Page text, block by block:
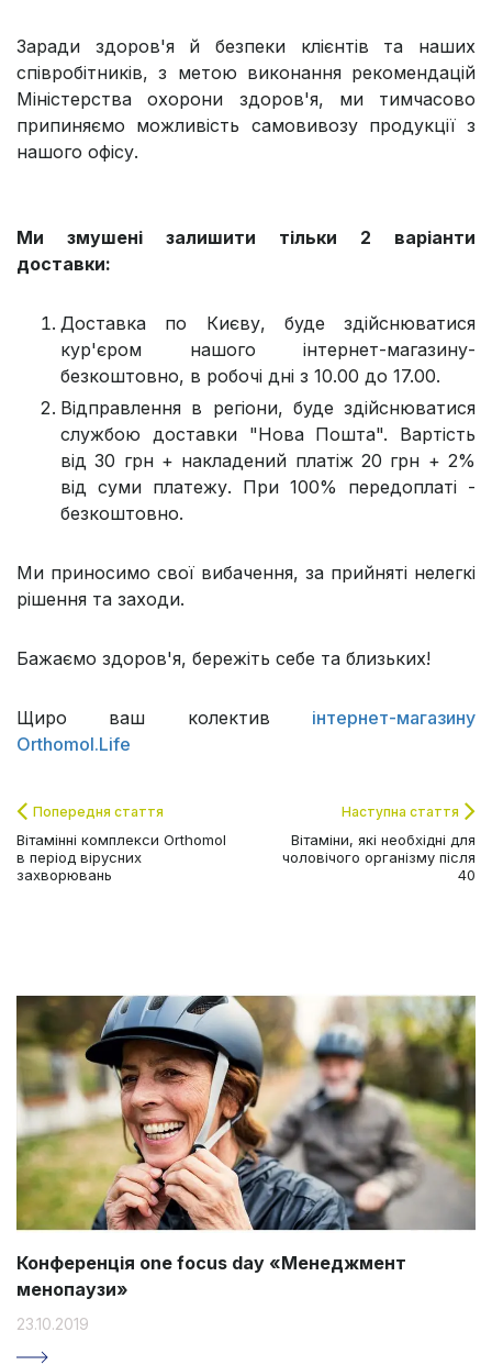
Конференція one focus day «Менеджмент
менопаузи»
23.10.2019
Заради здоров'я й безпеки клієнтів та наших
співробітників, з метою виконання рекомендацій
Міністерства охорони здоров'я, ми тимчасово
припиняємо можливість самовивозу продукції з
нашого офісу.
Ми змушені залишити тільки 2 варіанти
доставки:
Доставка по Києву, буде здійснюватися
кур'єром нашого інтернет-магазину-
безкоштовно, в робочі дні з 10.00 до 17.00.
Відправлення в регіони, буде здійснюватися
службою доставки "Нова Пошта". Вартість
від 30 грн + накладений платіж 20 грн + 2%
від суми платежу. При 100% передоплаті -
безкоштовно.
Ми приносимо свої вибачення, за прийняті нелегкі
рішення та заходи.
Бажаємо здоров'я, бережіть себе та близьких!
Щиро ваш колектив інтернет-магазину
Orthomol.Life
Попередня стаття
Вітамінні комплекси Orthomol
в період вірусних
захворювань
Наступна стаття
Вітаміни, які необхідні для
чоловічого організму після
40